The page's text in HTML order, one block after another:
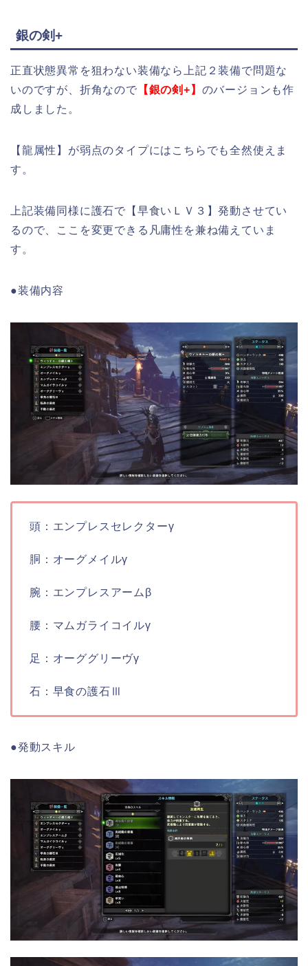
銀の剣+
正直状態異常を狙わない装備なら上記２装備で問題な
いのですが、折角なので 【銀の剣+】 のバージョンも作
成しました。
【龍属性】が弱点のタイプにはこちらでも全然使えま
す。
上記装備同様に護石で【早食いＬＶ３】発動させてい
るので、ここを変更できる凡庸性を兼ね備えていま
す。
●装備内容
頭：エンプレスセレクターγ
胴：オーグメイルγ
腕：エンプレスアームβ
腰：マムガライコイルγ
足：オーググリーヴγ
石：早食の護石Ⅲ
●発動スキル